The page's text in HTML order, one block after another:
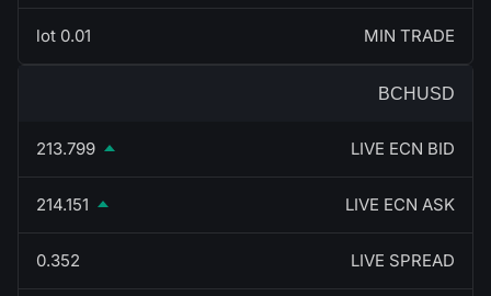
MIN TRADE
0.01 lot
BCHUSD
LIVE ECN BID
213.799
LIVE ECN ASK
214.151
LIVE SPREAD
0.352